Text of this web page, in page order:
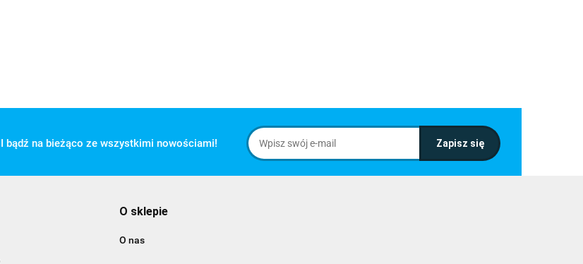
I bądź na bieżąco ze wszystkimi nowościami!
O sklepie
O nas